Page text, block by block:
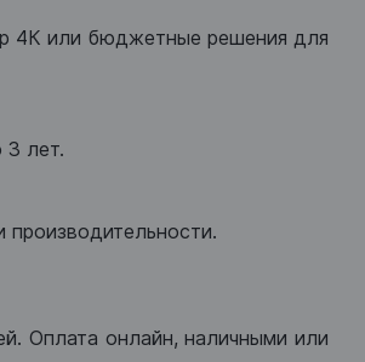
4К или бюджетные решения для
3 лет.
Оплата онлайн, наличными или